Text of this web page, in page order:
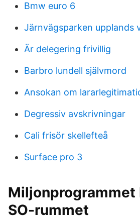
Bmw euro 6
Järnvägsparken upplands
Är delegering frivillig
Barbro lundell självmord
Ansokan om
Degressiv avskrivningar
Cali frisör skellefteå
Surface pro 3
Miljonprogrammet
SO-rummet